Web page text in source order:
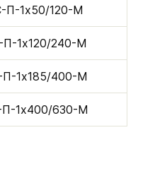
П-1х50/120-M
1х120/240-M
1х185/400-M
1х400/630-M